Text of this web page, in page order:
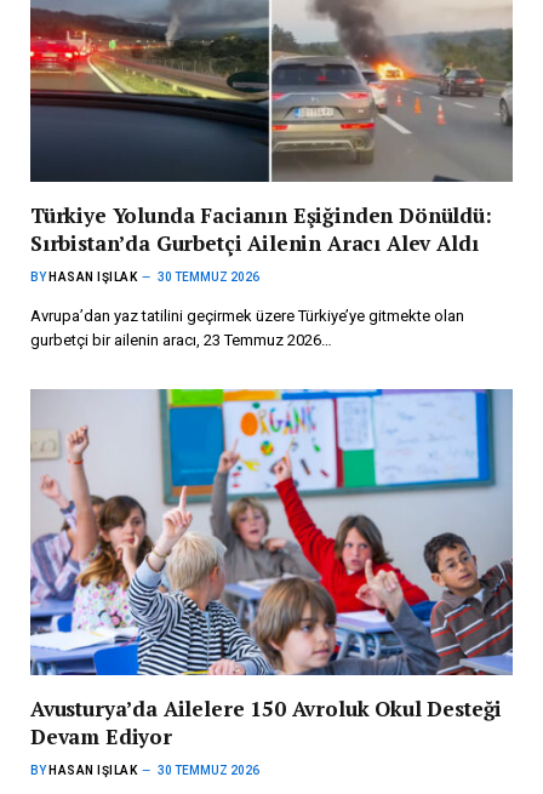
Türkiye Yolunda Facianın Eşiğinden Dönüldü:
Sırbistan’da Gurbetçi Ailenin Aracı Alev Aldı
BY HASAN IŞILAK 30 TEMMUZ 2026
Avrupa’dan yaz tatilini geçirmek üzere Türkiye’ye gitmekte olan
gurbetçi bir ailenin aracı, 23 Temmuz 2026…
Avusturya’da Ailelere 150 Avroluk Okul Desteği
Devam Ediyor
BY HASAN IŞILAK 30 TEMMUZ 2026